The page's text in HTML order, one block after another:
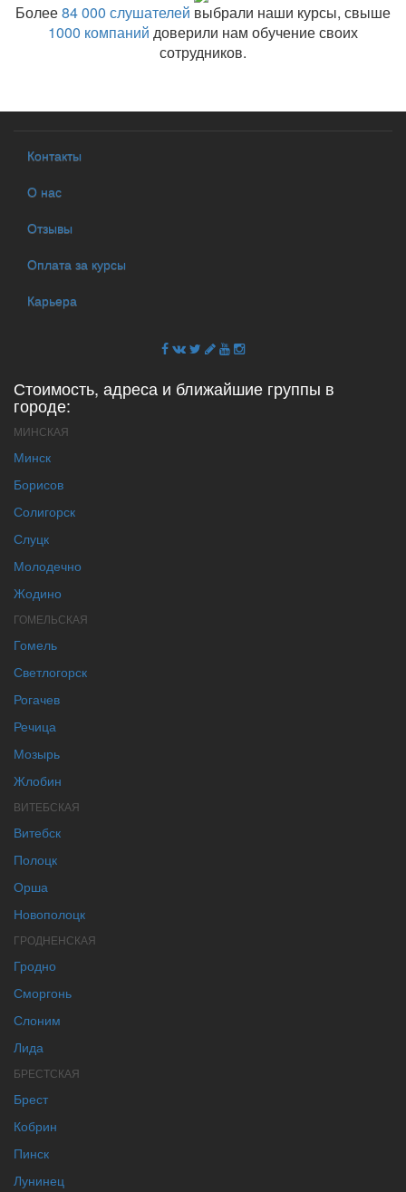
Более84 000 слушателей выбрали наши курсы, свыше
1000 компаний доверили нам обучение своих
сотрудников.
Контакты
О нас
Отзывы
Оплата за курсы
Карьера
Стоимость, адреса и ближайшие группы в
городе:
МИНСКАЯ
Минск
Борисов
Солигорск
Слуцк
Молодечно
Жодино
ГОМЕЛЬСКАЯ
Гомель
Светлогорск
Рогачев
Речица
Мозырь
Жлобин
ВИТЕБСКАЯ
Витебск
Полоцк
Орша
Новополоцк
ГРОДНЕНСКАЯ
Гродно
Сморгонь
Слоним
Лида
БРЕСТСКАЯ
Брест
Кобрин
Пинск
Лунинец